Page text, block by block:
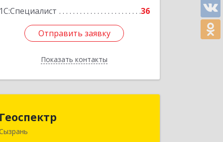
1С:Специалист
36
Отправить заявку
Показать контакты
Отправить заявку
Назад
Геоспектр
446001, Самарская обл, Сызрань г,